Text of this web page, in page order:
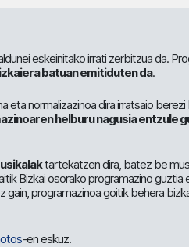
eskeinitako irrati zerbitzua da.
batuan emitiduten da.
eta normalizazinoa dira irratsaio
helburu nagusia entzule
tartekatzen dira, batez be
Bizkai osorako programazino
gain, programazinoa goitik behera
-en eskuz.